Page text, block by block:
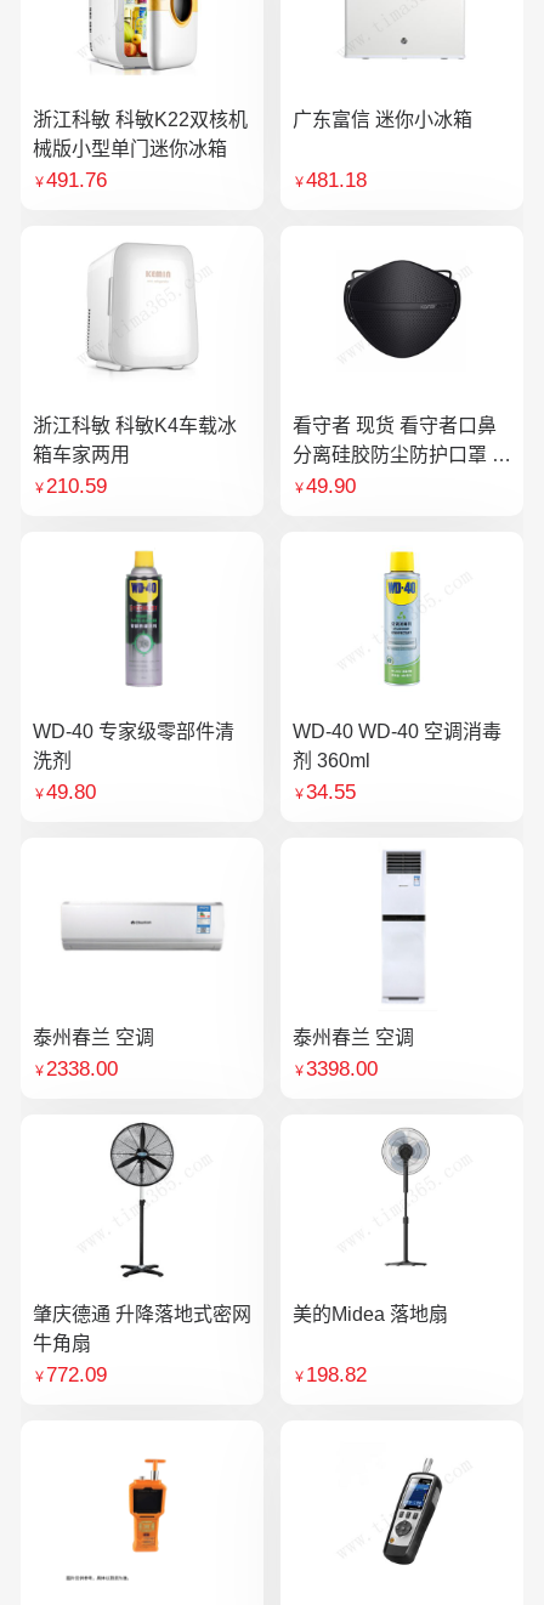
浙江科敏 科敏K22双核机
械版小型单门迷你冰箱
￥491.76
广东富信 迷你小冰箱
￥481.18
浙江科敏 科敏K4车载冰
箱车家两用
￥210.59
看守者 现货 看守者口鼻
分离硅胶防尘防护口罩 1
个口罩含10片滤芯
￥49.90
WD-40 专家级零部件清
洗剂
￥49.80
WD-40 WD-40 空调消毒
剂 360ml
￥34.55
泰州春兰 空调
￥2338.00
泰州春兰 空调
￥3398.00
肇庆德通 升降落地式密网
牛角扇
￥772.09
美的Midea 落地扇
￥ 198.82